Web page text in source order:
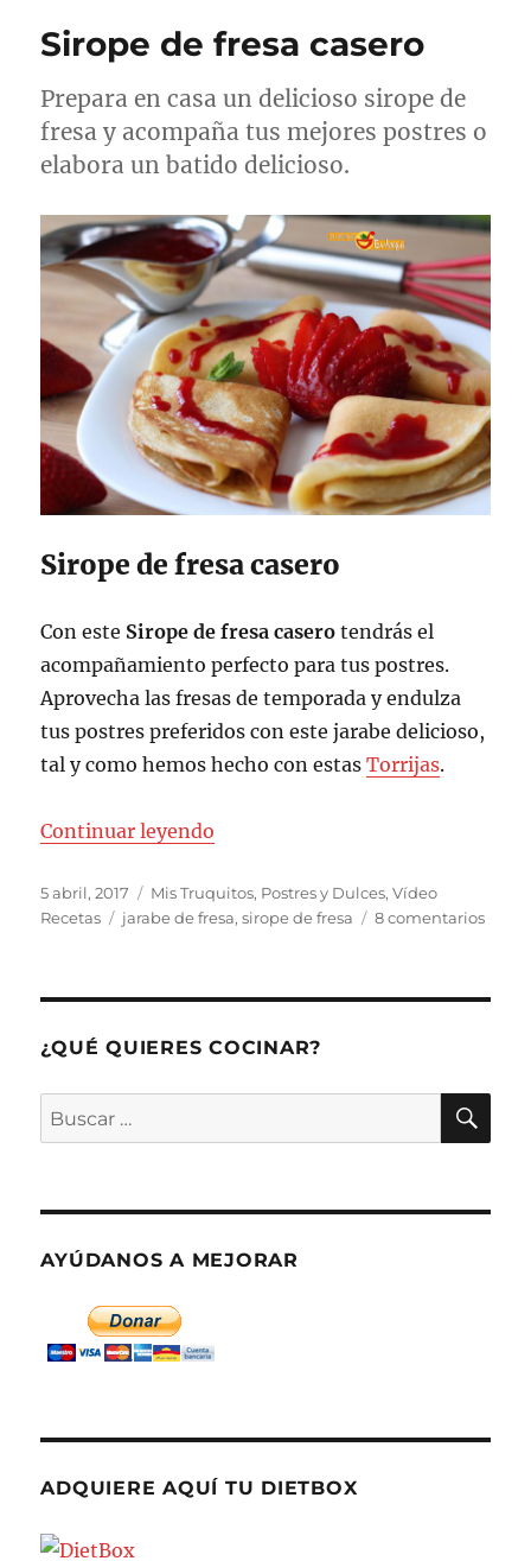
Sirope de fresa casero
Prepara en casa un delicioso sirope de
fresa y acompaña tus mejores postres o
elabora un batido delicioso.
Sirope de fresa casero
Con este Sirope de fresa casero tendrás el
acompañamiento perfecto para tus postres.
Aprovecha las fresas de temporada y endulza
tus postres preferidos con este jarabe delicioso,
tal y como hemos hecho con estasTorrijas.
Continuar leyendo
Publicado
el
5 abril, 2017 Categorías
Mis Truquitos, Postres y Dulces,Vídeo
Recetas
Etiquetas
jarabe de fresa,sirope de fresa 8 comentariosen
¿QUÉ QUIERES COCINAR?
Buscar
por:
AYÚDANOS A MEJORAR
ADQUIERE AQUÍ TU DIETBOX